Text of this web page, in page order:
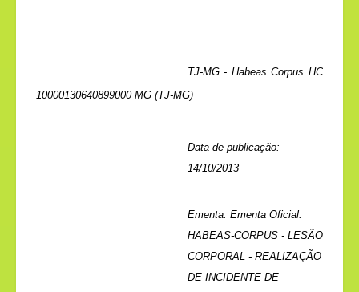
TJ-MG - Habeas Corpus HC
10000130640899000 MG (TJ-MG)
Data de publicação:
14/10/2013
Ementa: Ementa Oficial:
HABEAS-CORPUS - LESÃO
CORPORAL - REALIZAÇÃO
DE INCIDENTE DE